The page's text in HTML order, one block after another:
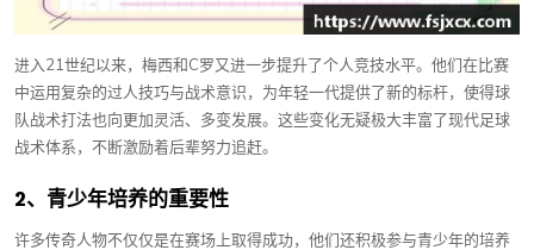
进入21世纪以来，梅西和C罗又进一步提升了个人竞技水平。他们在比赛
中运用复杂的过人技巧与战术意识，为年轻一代提供了新的标杆，使得球
队战术打法也向更加灵活、多变发展。这些变化无疑极大丰富了现代足球
战术体系，不断激励着后辈努力追赶。
2、青少年培养的重要性
许多传奇人物不仅仅是在赛场上取得成功，他们还积极参与青少年的培养